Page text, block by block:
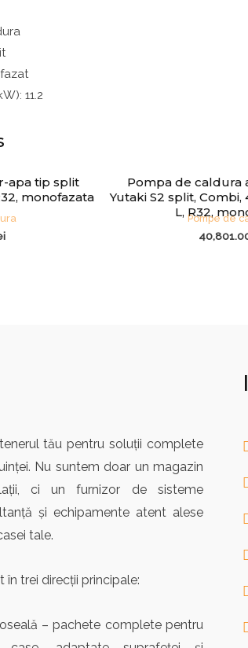
11.2
apa tip split
monofazata
Pompa de caldura
Yutaki S2 split, Combi,
L, R32,
Pompe de
tău pentru soluții complete
Nu suntem doar un magazin
ci un furnizor de sisteme
și echipamente atent alese
tale.
în trei direcții principale:
– pachete complete pentru